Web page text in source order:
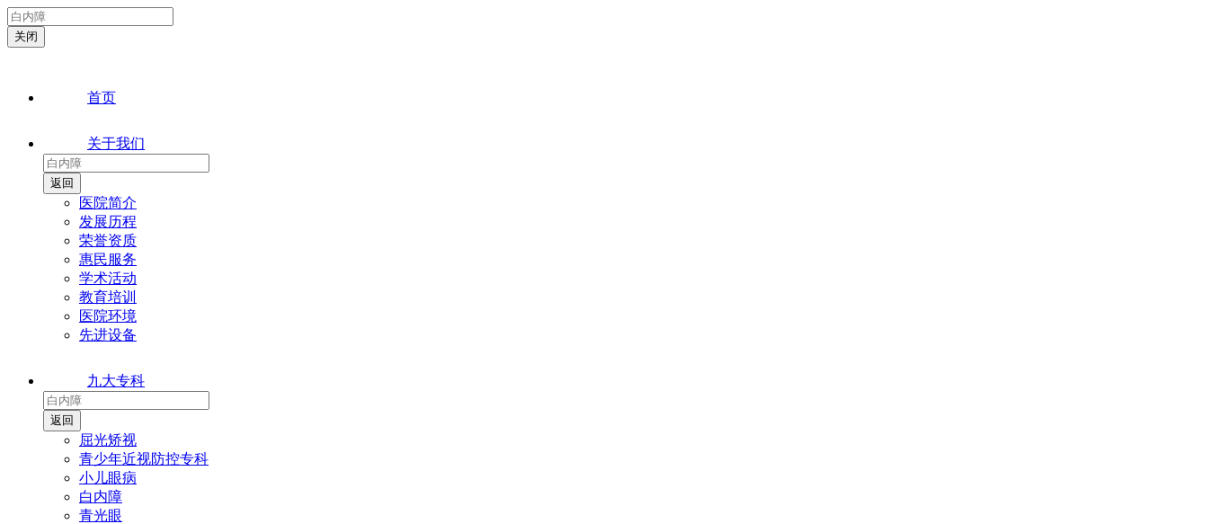
首页
关于我们
医院简介
发展历程
荣誉资质
惠民服务
学术活动
教育培训
医院环境
先进设备
九大专科
屈光矫视
青少年近视防控专科
小儿眼病
白内障
青光眼